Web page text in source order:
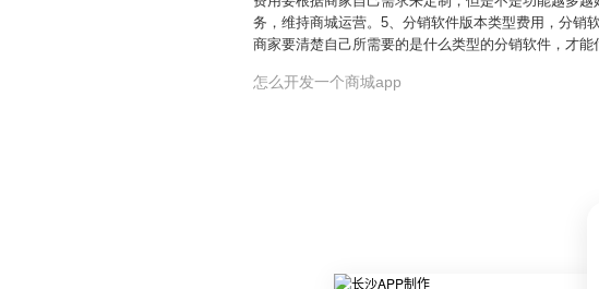
务，维持商城运营。5、分销软件版本类型费用，分销
商家要清楚自己所需要的是什么类型的分销软件，才能
怎么开发一个商城app